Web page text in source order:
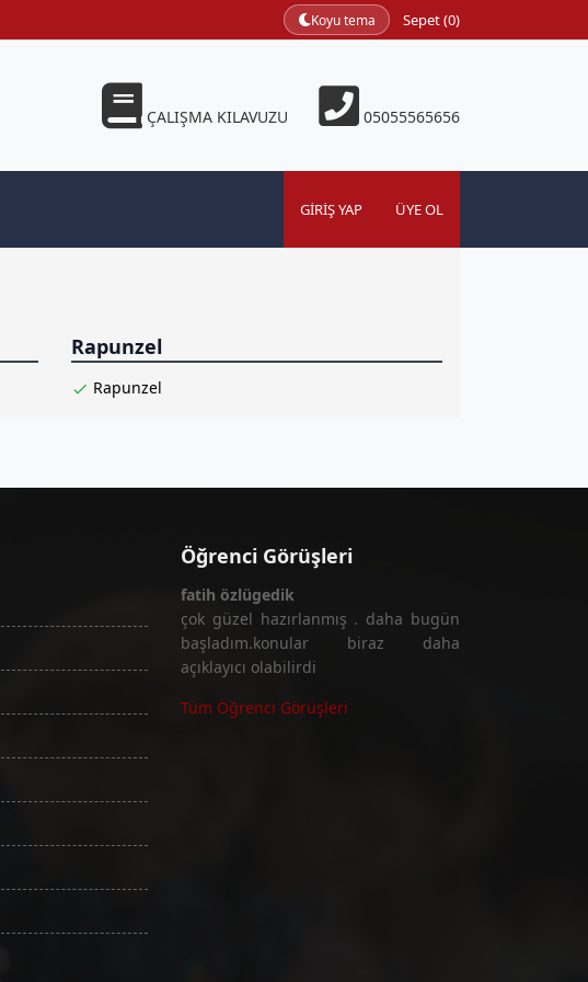
Koyu tema Sepet (0)
ÇALIŞMA KILAVUZU 05055565656
GIRIŞ YAP ÜYE OL
Rapunzel
Rapunzel
Öğrenci Görüşleri
fatih özlügedik
çok güzel hazırlanmış . daha bugün
başladım.konular biraz daha
açıklayıcı olabilirdi
Tüm Öğrenci Görüşleri